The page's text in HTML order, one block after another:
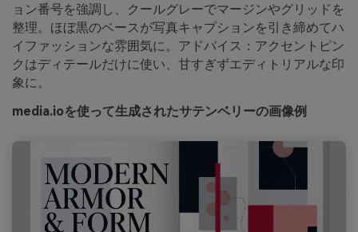
ョン番号を強調し、クールグレーでマージンやグリッドを
整理。ほぼ黒のベースが写真キャプションを引き締めてハ
イファッションな雰囲気に。アドバイス：アクセントピン
クはディテールだけに使い、甘すぎずエディトリアルな印
象に。
media.ioを使って生成されたサテンベリーの画像例